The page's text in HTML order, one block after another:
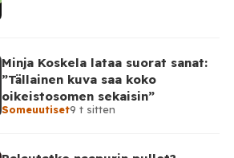
Minja Koskela lataa suorat sanat:
”Tällainen kuva saa koko
oikeistosomen sekaisin”
Someuutiset9 t sitten